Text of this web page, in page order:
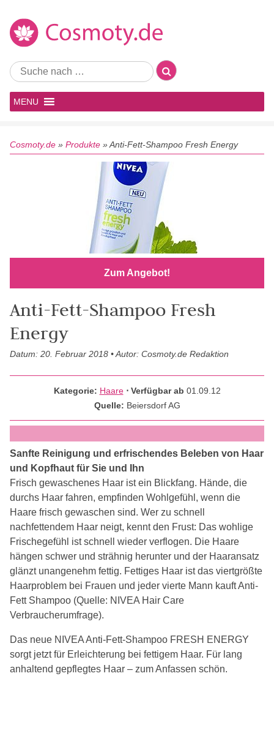
MENU
Cosmoty.de » Produkte »Anti-Fett-Shampoo Fresh Energy
Zum Angebot!
Anti-Fett-Shampoo Fresh
Energy
Datum: 20. Februar 2018 • Autor: Cosmoty.de Redaktion
Kategorie: Haare ⋅ Verfügbar ab 01.09.12
Quelle: Beiersdorf AG
Sanfte Reinigung und erfrischendes Beleben von Haar
und Kopfhaut für Sie und Ihn
Frisch gewaschenes Haar ist ein Blickfang. Hände, die
durchs Haar fahren, empfinden Wohlgefühl, wenn die
Haare frisch gewaschen sind. Wer zu schnell
nachfettendem Haar neigt, kennt den Frust: Das wohlige
Frischegefühl ist schnell wieder verflogen. Die Haare
hängen schwer und strähnig herunter und der Haaransatz
glänzt unangenehm fettig. Fettiges Haar ist das viertgrößte
Haarproblem bei Frauen und jeder vierte Mann kauft Anti-
Fett Shampoo (Quelle: NIVEA Hair Care
Verbraucherumfrage).
Das neue NIVEA Anti-Fett-Shampoo FRESH ENERGY
sorgt jetzt für Erleichterung bei fettigem Haar. Für lang
anhaltend gepflegtes Haar – zum Anfassen schön.